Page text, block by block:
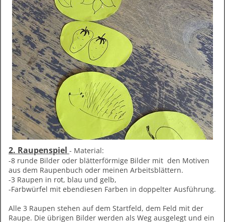
2. Raupenspiel - Material:
-8 runde Bilder oder blätterförmige Bilder mit den Motiven
aus dem Raupenbuch oder meinen Arbeitsblättern.
-3 Raupen in rot, blau und gelb,
-Farbwürfel mit ebendiesen Farben in doppelter Ausführung.
Alle 3 Raupen stehen auf dem Startfeld, dem Feld mit der
Raupe. Die übrigen Bilder werden als Weg ausgelegt und ein